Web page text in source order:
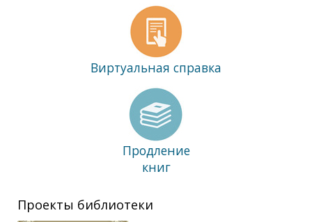
Виртуальная справка
Продление
книг
Проекты библиотеки